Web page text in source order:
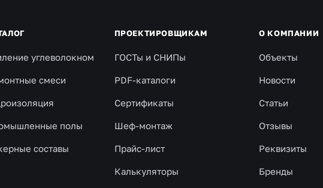
углеволокном
смеси
полы
составы
ПРОЕКТИРОВЩИКАМ
ГОСТы и СНИПы
PDF-каталоги
Сертификаты
Шеф-монтаж
Прайс-лист
Калькуляторы
О КОМПАНИИ
Объекты
Новости
Статьи
Отзывы
Реквизиты
Бренды